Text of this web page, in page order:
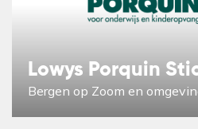
Lowys Porquin
Bergen op Zoom en